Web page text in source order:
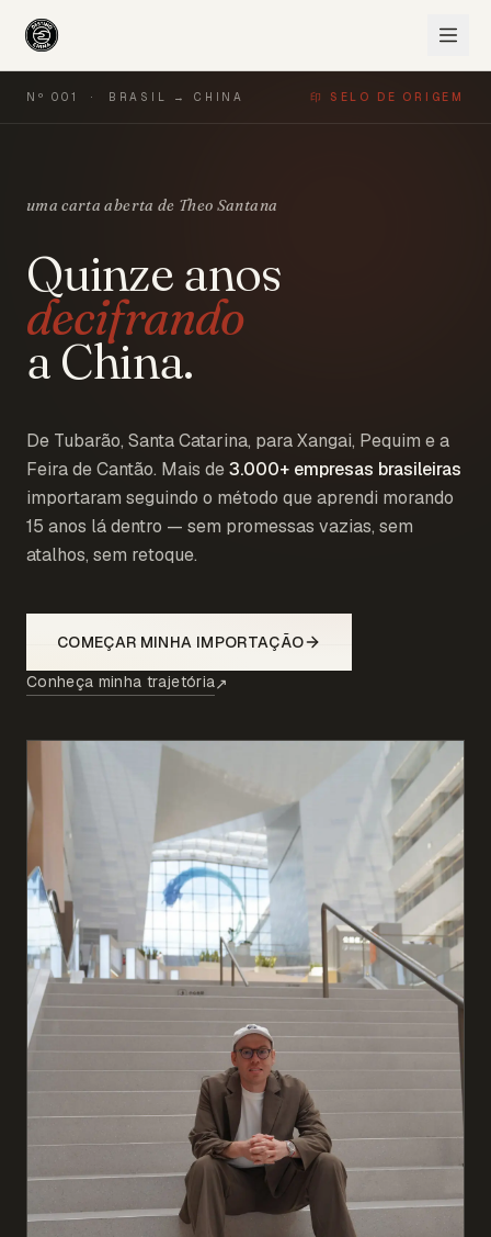
Nº 001 · BRASIL → CHINA 印 SELO DE ORIGEM
uma carta aberta de Theo Santana
Quinze anos
decifrando
a China.
De Tubarão, Santa Catarina, para Xangai, Pequim e a
Feira de Cantão. Mais de3.000+ empresas brasileiras
importaram seguindo o método que aprendi morando
15 anos lá dentro — sem promessas vazias, sem
atalhos, sem retoque.
COMEÇAR MINHA IMPORTAÇÃO
Conheça minha trajetória↗